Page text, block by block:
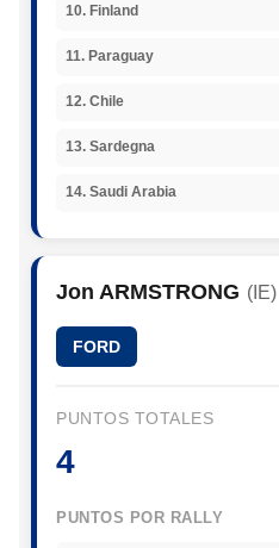
10. Finland
11. Paraguay
12. Chile
13. Sardegna
14. Saudi Arabia
Jon ARMSTRONG (IE)
FORD
PUNTOS TOTALES
4
PUNTOS POR RALLY